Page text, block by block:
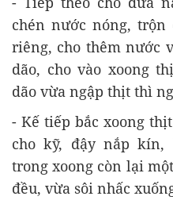
chén nước nóng,
riêng, cho thêm nước
dão, cho vào xoong
dão vừa ngập thịt thì
- Kế tiếp bắc xoong
cho kỹ, đậy nắp
trong xoong còn lại
đều, vừa sôi nhấc